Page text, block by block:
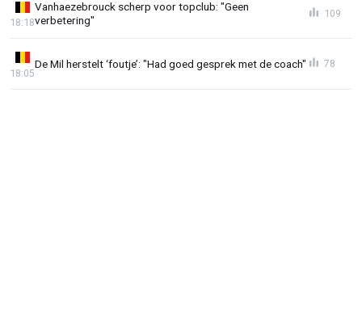
Vanhaezebrouck scherp voor topclub: "Geen
verbetering"
18:18
109
De Mil herstelt ‘foutje’: "Had goed gesprek met de coach"
18:05
78